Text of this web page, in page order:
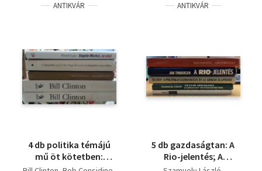
ANTIKVÁR
4 db politika témájú
mű öt kötetben:
Életem1-2. (Clinton)+
ANTIKVÁR
5 db gazdaságtan: A
Rio-jelentés; A
politikai gazdaságtan